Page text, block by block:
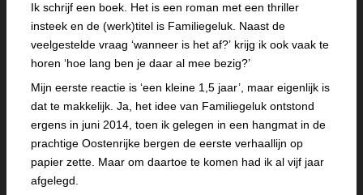
Ik schrijf een boek. Het is een roman met een thriller
insteek en de (werk)titel is Familiegeluk. Naast de
veelgestelde vraag ‘wanneer is het af?’ krijg ik ook vaak te
horen ‘hoe lang ben je daar al mee bezig?’
Mijn eerste reactie is ‘een kleine 1,5 jaar’, maar eigenlijk is
dat te makkelijk. Ja, het idee van Familiegeluk ontstond
ergens in juni 2014, toen ik gelegen in een hangmat in de
prachtige Oostenrijke bergen de eerste verhaallijn op
papier zette. Maar om daartoe te komen had ik al vijf jaar
afgelegd.